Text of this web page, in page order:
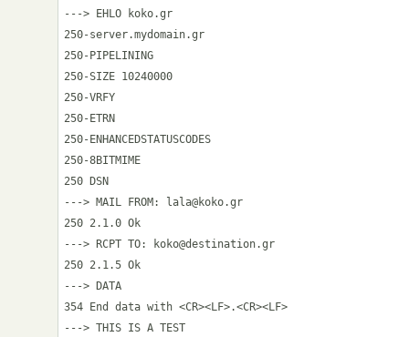
---> EHLO koko.gr
250-server.mydomain.gr
250-PIPELINING
250-SIZE 10240000
250-VRFY
250-ETRN
250-ENHANCEDSTATUSCODES
250-8BITMIME
250 DSN
---> MAIL FROM: lala@koko.gr
250 2.1.0 Ok
---> RCPT TO: koko@destination.gr
250 2.1.5 Ok
---> DATA
354 End data with <CR><LF>.<CR><LF>
---> THIS IS A TEST